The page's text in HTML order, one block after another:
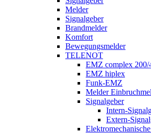
Melder
Signalgeber
Brandmelder
Komfort
Bewegungsmelder
TELENOT
EMZ complex 200/
EMZ hiplex
Funk-EMZ
Melder
Signalgeber
Intern-
Extern-